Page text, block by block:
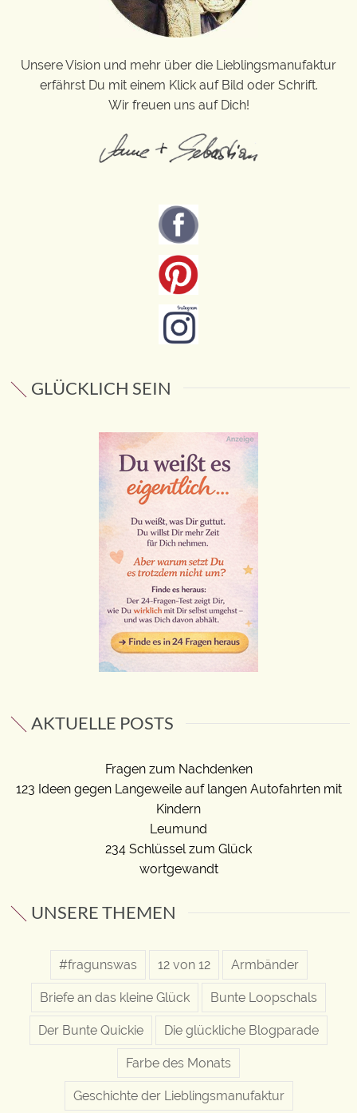
Unsere Vision und mehr über die Lieblingsmanufaktur
erfährst Du mit einem Klick auf Bild oder Schrift.
Wir freuen uns auf Dich!
GLÜCKLICH SEIN
AKTUELLE POSTS
Fragen zum Nachdenken
123 Ideen gegen Langeweile auf langen Autofahrten mit
Kindern
Leumund
234 Schlüssel zum Glück
wortgewandt
UNSERE THEMEN
#fragunswas 12 von 12 Armbänder
Briefe an das kleine Glück Bunte Loopschals
Der Bunte Quickie Die glückliche Blogparade
Farbe des Monats
Geschichte der Lieblingsmanufaktur